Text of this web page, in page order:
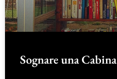
Sognare una Cabina